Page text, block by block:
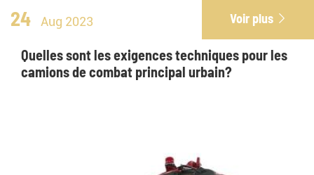
24 Aug 2023 Voir plus 
Quelles sont les exigences techniques pour les
camions de combat principal urbain?